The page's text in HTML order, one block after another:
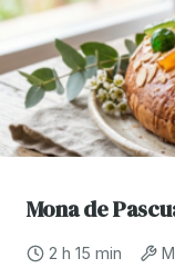
Mona de
2 h 15 min